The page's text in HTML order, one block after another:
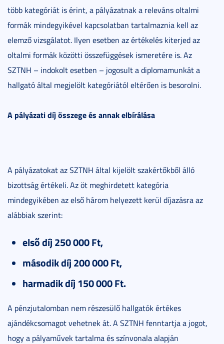
több kategóriát is érint, a pályázatnak a releváns oltalmi
formák mindegyikével kapcsolatban tartalmaznia kell az
elemző vizsgálatot. Ilyen esetben az értékelés kiterjed az
oltalmi formák közötti összefüggések ismeretére is. Az
SZTNH – indokolt esetben – jogosult a diplomamunkát a
hallgató által megjelölt kategóriától eltérően is besorolni.
A pályázati díj összege és annak elbírálása
A pályázatokat az SZTNH által kijelölt szakértőkből álló
bizottság értékeli. Az öt meghirdetett kategória
mindegyikében az első három helyezett kerül díjazásra az
alábbiak szerint:
első díj 250 000 Ft,
második díj 200 000 Ft,
harmadik díj 150 000 Ft.
A pénzjutalomban nem részesülő hallgatók értékes
ajándékcsomagot vehetnek át. A SZTNH fenntartja a jogot,
hogy a pályaművek tartalma és színvonala alapján